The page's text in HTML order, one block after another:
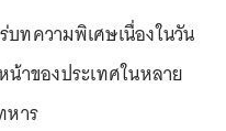
ทความพิเศษเนื่องในวัน
าของประเทศในหลาย
หาร